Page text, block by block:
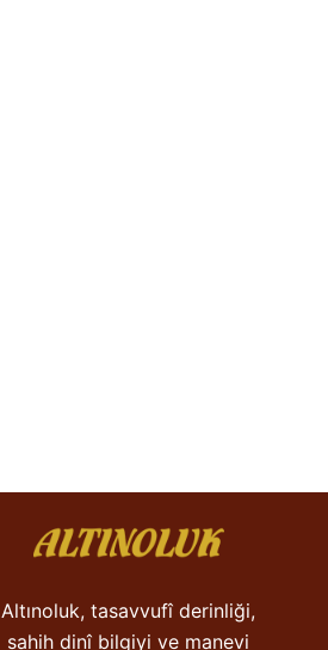
Altınoluk, tasavvufî derinliği,
sahih dinî bilgiyi ve manevi